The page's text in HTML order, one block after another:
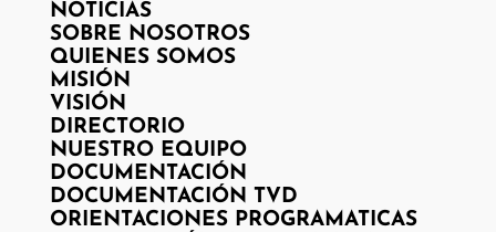
NOTICIAS
SOBRE NOSOTROS
QUIENES SOMOS
MISIÓN
VISIÓN
DIRECTORIO
NUESTRO EQUIPO
DOCUMENTACIÓN
DOCUMENTACIÓN TVD
ORIENTACIONES PROGRAMATICAS